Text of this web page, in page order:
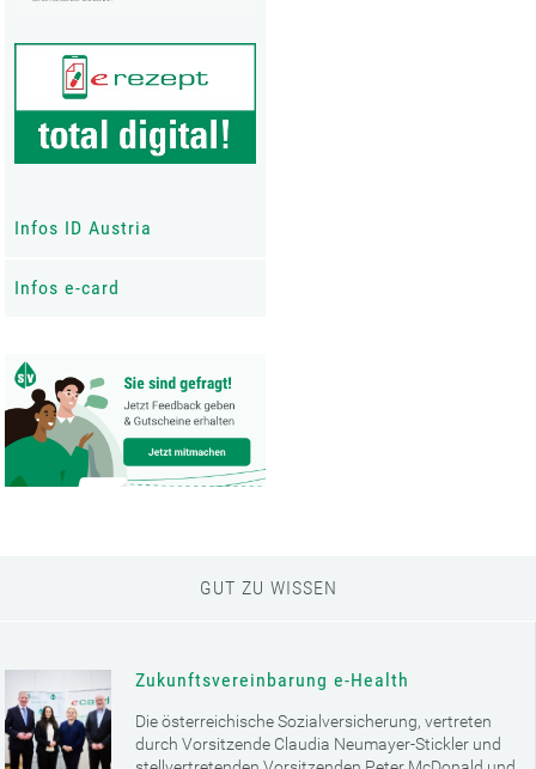
Infos ID Austria
Infos e-card
GUT ZU WISSEN
Zukunftsvereinbarung e-Health
Die österreichische Sozialversicherung, vertreten
durch Vorsitzende Claudia Neumayer-Stickler und